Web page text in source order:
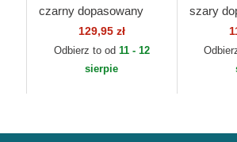
czarny dopasowany
39THIRTY Essential
Los Angeles Dodgers
MLB New Era
129,95 zł
Odbierz to od 11 - 12
sierpie
szary
Mesh